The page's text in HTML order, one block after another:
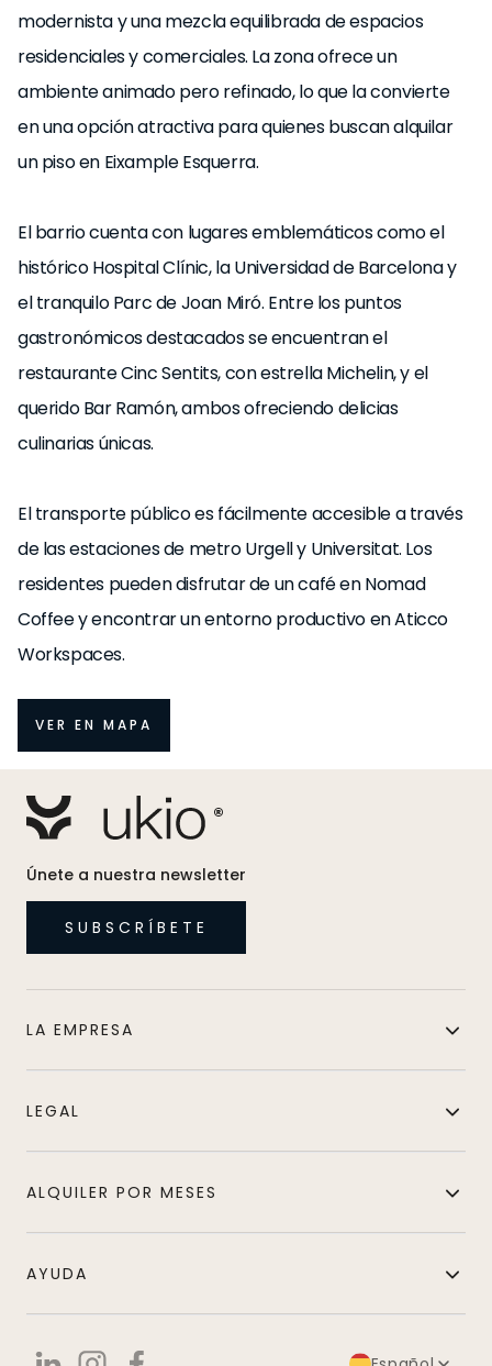
modernista y una mezcla equilibrada de espacios
residenciales y comerciales. La zona ofrece un
ambiente animado pero refinado, lo que la convierte
en una opción atractiva para quienes buscan alquilar
un piso en Eixample Esquerra.
El barrio cuenta con lugares emblemáticos como el
histórico Hospital Clínic, la Universidad de Barcelona y
el tranquilo Parc de Joan Miró. Entre los puntos
gastronómicos destacados se encuentran el
restaurante Cinc Sentits, con estrella Michelin, y el
querido Bar Ramón, ambos ofreciendo delicias
culinarias únicas.
El transporte público es fácilmente accesible a través
de las estaciones de metro Urgell y Universitat. Los
residentes pueden disfrutar de un café en Nomad
Coffee y encontrar un entorno productivo en Aticco
Workspaces.
VER EN MAPA
Únete a nuestra newsletter
SUBSCRÍBETE
LA EMPRESA
LEGAL
ALQUILER POR MESES
AYUDA